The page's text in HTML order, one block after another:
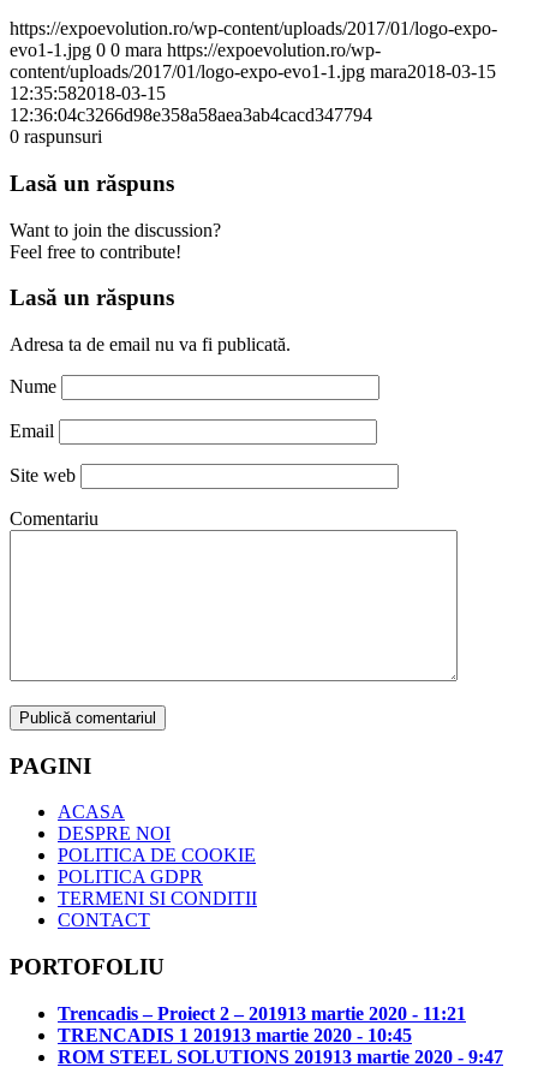
https://expoevolution.ro/wp-content/uploads/2017/01/logo-expo-
evo1-1.jpg 0 0 mara https://expoevolution.ro/wp-
content/uploads/2017/01/logo-expo-evo1-1.jpg mara2018-03-15
12:35:582018-03-15
12:36:04c3266d98e358a58aea3ab4cacd347794
0 raspunsuri
Lasă un răspuns
Want to join the discussion?
Feel free to contribute!
Lasă un răspuns
Adresa ta de email nu va fi publicată.
Nume
Email
Site web
Comentariu
PAGINI
ACASA
DESPRE NOI
POLITICA DE COOKIE
POLITICA GDPR
TERMENI SI CONDITII
CONTACT
PORTOFOLIU
Trencadis – Proiect 2 – 201913 martie 2020 - 11:21
TRENCADIS 1 201913 martie 2020 - 10:45
ROM STEEL SOLUTIONS 201913 martie 2020 - 9:47